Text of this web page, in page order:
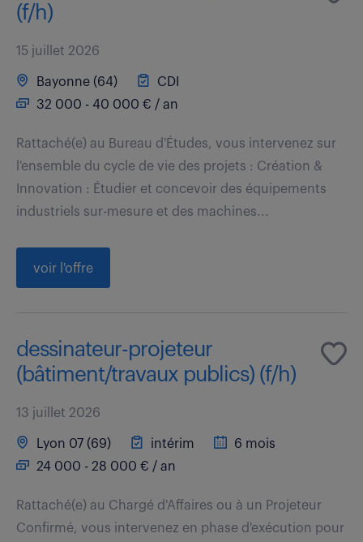
(f/h)
15 juillet 2026
Bayonne (64)
CDI
32 000 - 40 000 € / an
Rattaché(e) au Bureau d'Études, vous intervenez sur
l'ensemble du cycle de vie des projets : Création &
Innovation : Étudier et concevoir des équipements
industriels sur-mesure et des machines...
voir l'offre
dessinateur-projeteur
(bâtiment/travaux publics) (f/h)
13 juillet 2026
Lyon 07 (69) intérim
6 mois
24 000 - 28 000 € / an
Rattaché(e) au Chargé d'Affaires ou à un Projeteur
Confirmé, vous intervenez en phase d'exécution pour